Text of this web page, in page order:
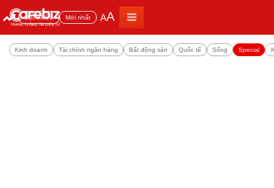
Đọc nhiều Mới nhất AA
Kinh doanh Tài chính ngân hàng Bất động sản Quốc tế Sống Special